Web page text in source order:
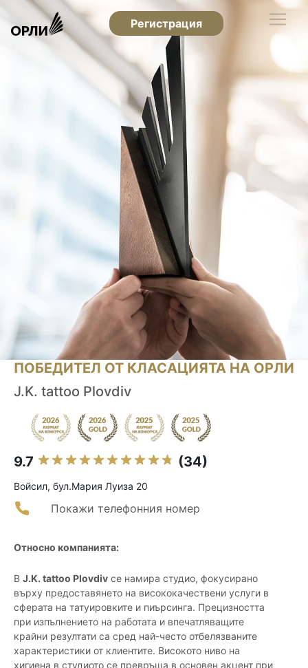
Регистрация
ПОБЕДИТЕЛ ОТ КЛАСАЦИЯТА НА ОРЛИ
J.K. tattoo Plovdiv
9.7 (34)
Войсил, бул.Мария Луиза 20
Покажи телефонния номер
Относно компанията:
В J.K. tattoo Plovdiv се намира студио, фокусирано
върху предоставянето на висококачествени услуги в
сферата на татуировките и пиърсинга. Прецизността
при изпълнението на работата и впечатляващите
крайни резултати са сред най-често отбелязваните
характеристики от клиентите. Високото ниво на
хигиена в студиото се превръща в основен акцент при